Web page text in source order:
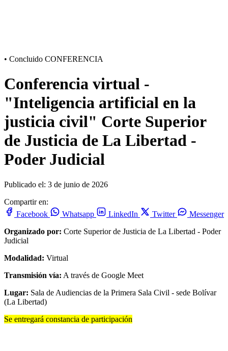
• Concluido CONFERENCIA
Conferencia virtual -
"Inteligencia artificial en la
justicia civil" Corte Superior
de Justicia de La Libertad -
Poder Judicial
Publicado el: 3 de junio de 2026
Compartir en:
Facebook
Whatsapp LinkedIn Twitter
Messenger
Organizado por: Corte Superior de Justicia de La Libertad - Poder
Judicial
Modalidad: Virtual
Transmisión vía: A través de Google Meet
Lugar: Sala de Audiencias de la Primera Sala Civil - sede Bolívar
(La Libertad)
Se entregará constancia de participación